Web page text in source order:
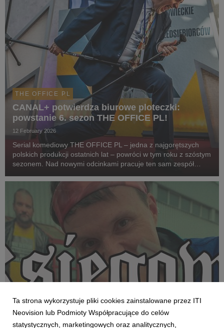
THE OFFICE PL
CANAL+ potwierdza biurowe ploteczki:
powstanie 6. sezon THE OFFICE PL!
12 February 2026
Serial komediowy THE OFFICE PL – jedna z najgorętszych
polskich produkcji ostatnich lat – powróci w tym roku z szóstym
sezonem. Nad nowymi odcinkami pracuje ten sam zespół
zagwarantuje spójność stylu, humoru i t...
Ta strona wykorzystuje pliki cookies zainstalowane przez ITI
Neovision lub Podmioty Współpracujące do celów
statystycznych, marketingowych oraz analitycznych,